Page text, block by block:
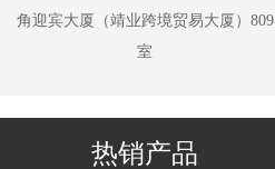
角迎宾大厦（靖业跨境贸易大厦）809
室
热销产品